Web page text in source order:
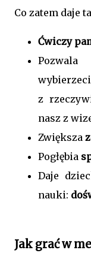
Co zatem daje
Ćwiczy
Pozwala
z
nasz z
Zwiększa
Pogłębia
Daje
nauki:
Jak grać w